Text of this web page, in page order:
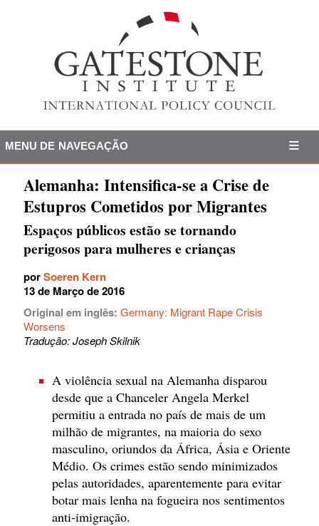
MENU DE NAVEGAÇÃO
Alemanha: Intensifica-se a Crise de
Estupros Cometidos por Migrantes
Espaços públicos estão se tornando
perigosos para mulheres e crianças
porSoeren Kern
13 de Março de 2016
Original em inglês: Germany: Migrant Rape Crisis
Worsens
Tradução: Joseph Skilnik
A violência sexual na Alemanha disparou
desde que a Chanceler Angela Merkel
permitiu a entrada no país de mais de um
milhão de migrantes, na maioria do sexo
masculino, oriundos da África, Ásia e Oriente
Médio. Os crimes estão sendo minimizados
pelas autoridades, aparentemente para evitar
botar mais lenha na fogueira nos sentimentos
anti-imigração.